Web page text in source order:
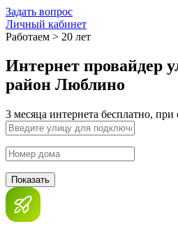
Задать вопрос
Личный кабинет
Работаем > 20 лет
Интернет провайдер
район Люблино
3 месяца интернета бесплатно, при
Показать